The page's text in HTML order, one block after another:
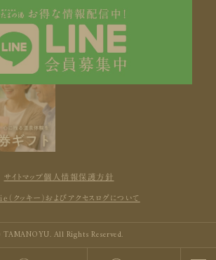
サイトマップ個人情報保護方針
クッキー）およびアクセスログについて
TAMANOYU. All Rights Reserved.